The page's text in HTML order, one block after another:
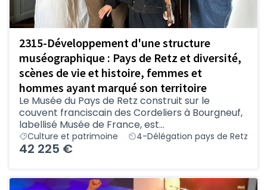
2315-Développement d'une structure
muséographique : Pays de Retz et diversité,
scènes de vie et histoire, femmes et
hommes ayant marqué son territoire
Le Musée du Pays de Retz construit sur le
couvent franciscain des Cordeliers à Bourgneuf,
labellisé Musée de France, est...
Culture et patrimoine 4-Délégation pays de Retz
42 225 €